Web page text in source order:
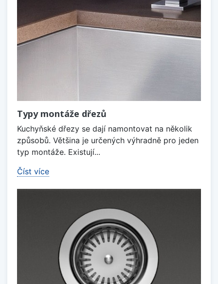
Typy montáže dřezů
Kuchyňské dřezy se dají namontovat na několik
způsobů. Většina je určených výhradně pro jeden
typ montáže. Existují...
Číst více